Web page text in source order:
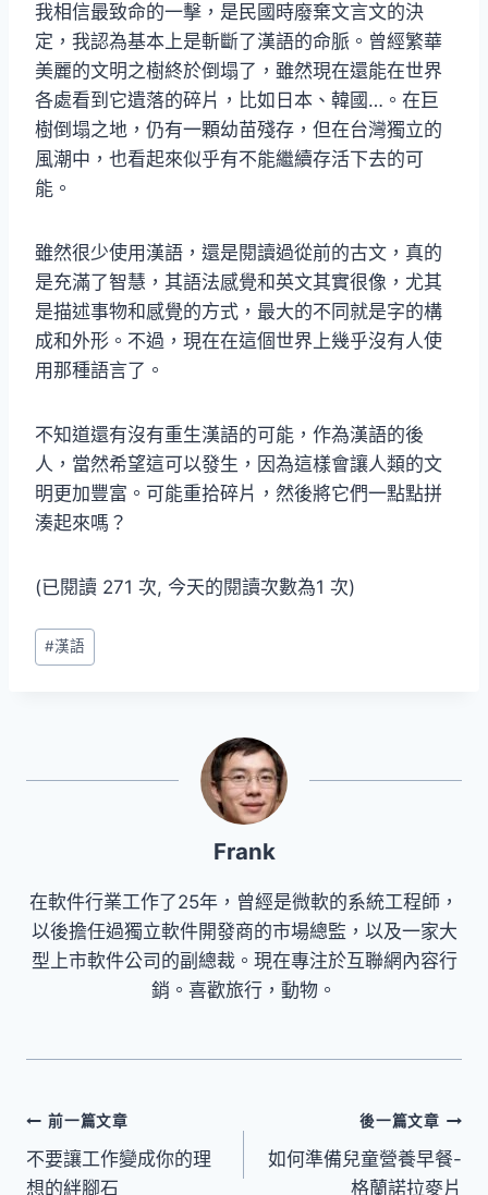
我相信最致命的一擊，是民國時廢棄文言文的決
定，我認為基本上是斬斷了漢語的命脈。曾經繁華
美麗的文明之樹終於倒塌了，雖然現在還能在世界
各處看到它遺落的碎片，比如日本、韓國…。在巨
樹倒塌之地，仍有一顆幼苗殘存，但在台灣獨立的
風潮中，也看起來似乎有不能繼續存活下去的可
能。
雖然很少使用漢語，還是閱讀過從前的古文，真的
是充滿了智慧，其語法感覺和英文其實很像，尤其
是描述事物和感覺的方式，最大的不同就是字的構
成和外形。不過，現在在這個世界上幾乎沒有人使
用那種語言了。
不知道還有沒有重生漢語的可能，作為漢語的後
人，當然希望這可以發生，因為這樣會讓人類的文
明更加豐富。可能重拾碎片，然後將它們一點點拼
湊起來嗎？
(已閱讀 271 次, 今天的閱讀次數為1 次)
Post
Tags:
#漢語
Frank
在軟件行業工作了25年，曾經是微軟的系統工程師，
以後擔任過獨立軟件開發商的市場總監，以及一家大
型上市軟件公司的副總裁。現在專注於互聯網內容行
銷。喜歡旅行，動物。
文
章
前一篇文章
不要讓工作變成你的理
想的絆腳石
後一篇文章
如何準備兒童營養早餐-
格蘭諾拉麥片